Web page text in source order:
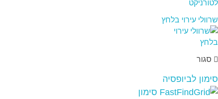
שרוולי עירוי בלחץ
סגור
סימון לביופסיה